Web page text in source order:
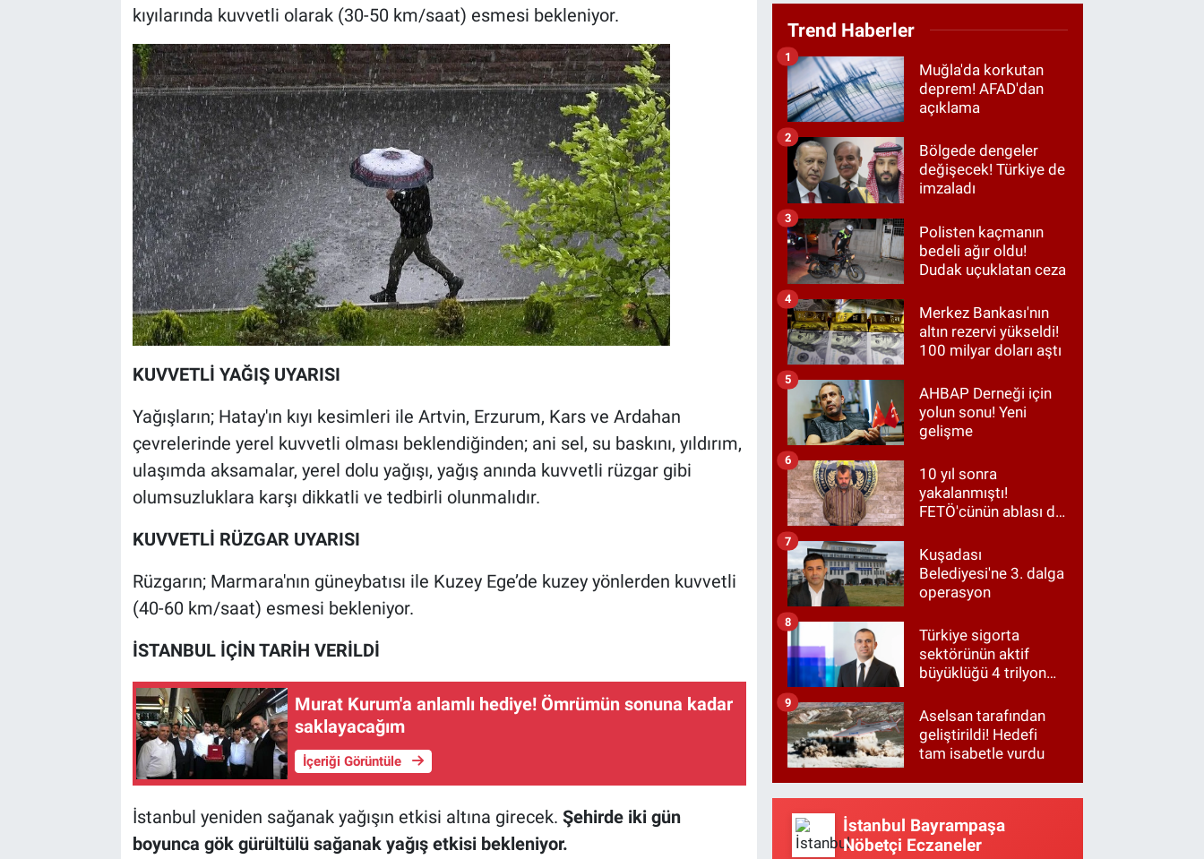
kıyılarında kuvvetli olarak (30-50 km/saat) esmesi bekleniyor.
KUVVETLİ YAĞIŞ UYARISI
Yağışların; Hatay'ın kıyı kesimleri ile Artvin, Erzurum, Kars ve Ardahan
çevrelerinde yerel kuvvetli olması beklendiğinden; ani sel, su baskını, yıldırım,
ulaşımda aksamalar, yerel dolu yağışı, yağış anında kuvvetli rüzgar gibi
olumsuzluklara karşı dikkatli ve tedbirli olunmalıdır.
KUVVETLİ RÜZGAR UYARISI
Rüzgarın; Marmara'nın güneybatısı ile Kuzey Ege’de kuzey yönlerden kuvvetli
(40-60 km/saat) esmesi bekleniyor.
İSTANBUL İÇİN TARİH VERİLDİ
Murat Kurum'a anlamlı hediye! Ömrümün sonuna kadar
saklayacağım
İçeriği Görüntüle
İstanbul yeniden sağanak yağışın etkisi altına girecek. Şehirde iki gün
boyunca gök gürültülü sağanak yağış etkisi bekleniyor.
Trend Haberler
Muğla'da korkutan
deprem! AFAD'dan
açıklama
1
Bölgede dengeler
değişecek! Türkiye de
imzaladı
2
Polisten kaçmanın
bedeli ağır oldu!
Dudak uçuklatan ceza
3
Merkez Bankası'nın
altın rezervi yükseldi!
100 milyar doları aştı
4
AHBAP Derneği için
yolun sonu! Yeni
gelişme
5
10 yıl sonra
yakalanmıştı!
FETÖ'cünün ablası da
6
Kuşadası
Belediyesi'ne 3. dalga
operasyon
7
Türkiye sigorta
sektörünün aktif
büyüklüğü 4 trilyon
8
Aselsan tarafından
geliştirildi! Hedefi
tam isabetle vurdu
9
İstanbul Bayrampaşa
Nöbetçi Eczaneler